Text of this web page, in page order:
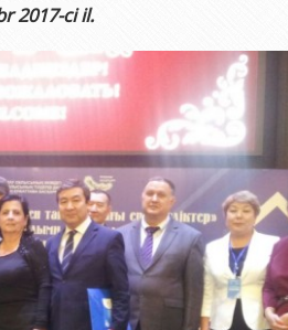
və gənclər siyasəti şöbəsi
iş şöbəsi
Departamenti
monitorinq şöbəsi
Sektoru
Mərkəzi
Mərkəzi
Coğrafiya fakültəsi
fakültəsi
fakültəsi
münasibətlər və iqtisadiyyat
fakültəsi
fakültəsi
və sənəd menecmenti
Şərqşünasliq fakültəsi
Azərbaycan
Azərbaycan
Azərbaycan
2017-ci il.